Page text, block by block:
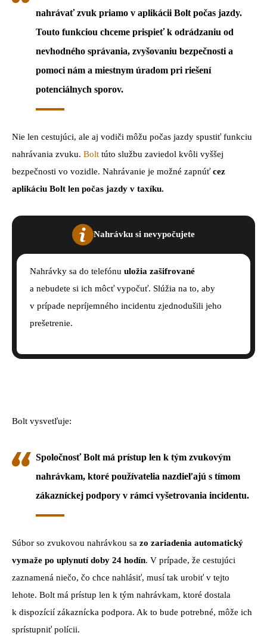
nahrávať zvuk priamo v aplikácii Bolt počas jazdy.
Touto funkciou chceme prispieť k odrádzaniu od
nevhodného správania, zvyšovaniu bezpečnosti a
pomoci nám a miestnym úradom pri riešení
potenciálnych sporov.
Nie len cestujúci, ale aj vodiči môžu počas jazdy spustiť funkciu
nahrávania zvuku. Bolt túto službu zaviedol kvôli vyššej
bezpečnosti vo vozidle. Nahrávanie je možné zapnúť cez
aplikáciu Bolt len počas jazdy v taxíku.
Nahrávku si nevypočujete
Nahrávky sa do telefónu uložia zašifrované
a nebudete si ich môcť vypočuť. Slúžia na to, aby
v prípade nepríjemného incidentu zjednodušili jeho
prešetrenie.
Bolt vysvetľuje:
Spoločnosť Bolt má prístup len k tým zvukovým
nahrávkam, ktoré používatelia nazdieľajú s tímom
zákazníckej podpory v rámci vyšetrovania incidentu.
Súbor so zvukovou nahrávkou sa zo zariadenia automatický
vymaže po uplynutí doby 24 hodín. V prípade, že cestujúci
zaznamená niečo, čo chce nahlásiť, musí tak urobiť v tejto
lehote. Bolt má prístup len k tým nahrávkam, ktoré dostala
k dispozícií zákaznícka podpora. Ak to bude potrebné, môže ich
sprístupniť polícii.